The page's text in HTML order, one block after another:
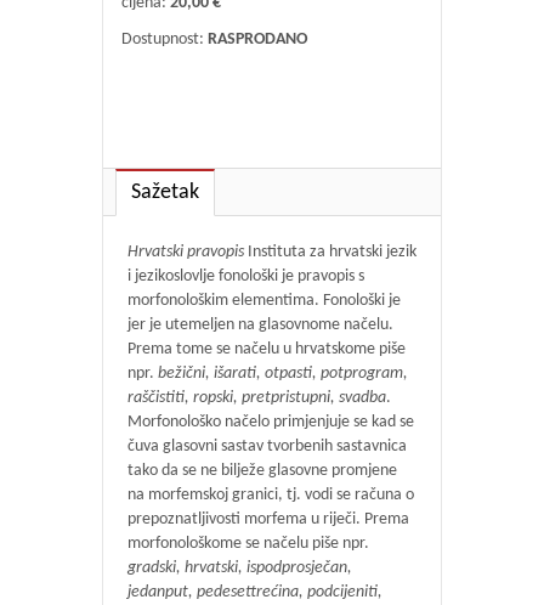
Dostupnost: RASPRODANO
Sažetak
Hrvatski pravopis Instituta za hrvatski jezik
i jezikoslovlje fonološki je pravopis s
morfonološkim elementima. Fonološki je
jer je utemeljen na glasovnome načelu.
Prema tome se načelu u hrvatskome piše
npr. bežični, išarati, otpasti, potprogram,
raščistiti, ropski, pretpristupni, svadba.
Morfonološko načelo primjenjuje se kad se
čuva glasovni sastav tvorbenih sastavnica
tako da se ne bilježe glasovne promjene
na morfemskoj granici, tj. vodi se računa o
prepoznatljivosti morfema u riječi. Prema
morfonološkome se načelu piše npr.
gradski, hrvatski, ispodprosječan,
jedanput, pedesettrećina, podcijeniti,